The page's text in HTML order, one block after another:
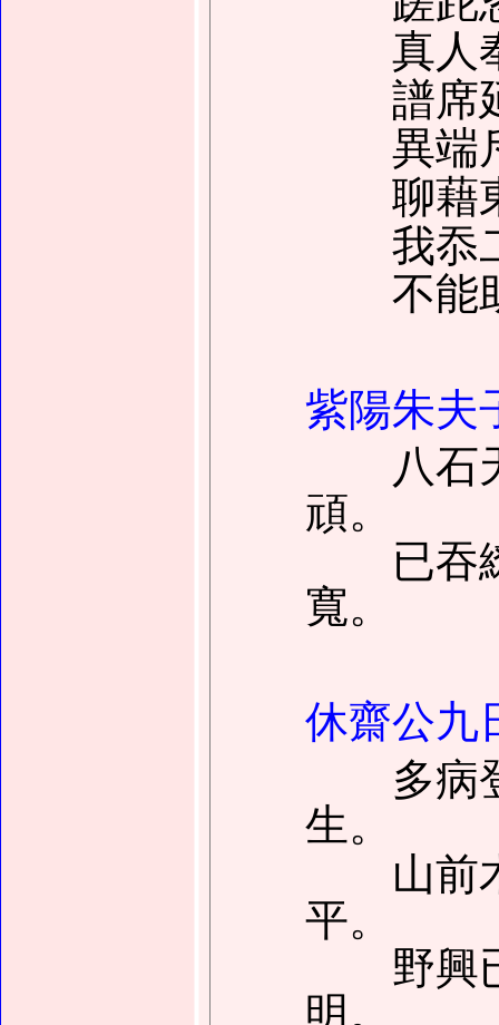
真人奉
譜席延
異端斥
聊藉東
我忝二
不能助
紫陽朱夫
八石天
頑。
已吞繚
寬。
休齋公九
多病登
生。
山前木
平。
野興已
明。